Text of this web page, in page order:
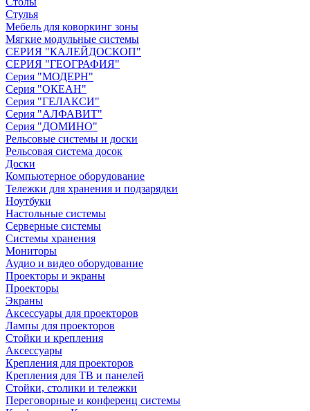
Стулья
Мебель для коворкинг зоны
Мягкие модульные системы
СЕРИЯ "КАЛЕЙДОСКОП"
СЕРИЯ "ГЕОГРАФИЯ"
Серия "МОДЕРН"
Серия "ОКЕАН"
Серия "ГЕЛАКСИ"
Серия "АЛФАВИТ"
Серия "ДОМИНО"
Рельсовые системы и доски
Рельсовая система досок
Доски
Компьютерное оборудование
Тележки для хранения и подзарядки
Ноутбуки
Настольные системы
Серверные системы
Системы хранения
Мониторы
Аудио и видео оборудование
Проекторы и экраны
Проекторы
Экраны
Аксессуары для проекторов
Лампы для проекторов
Стойки и крепления
Аксессуары
Крепления для проекторов
Крепления для ТВ и панелей
Стойки, столики и тележки
Переговорные и конференц системы